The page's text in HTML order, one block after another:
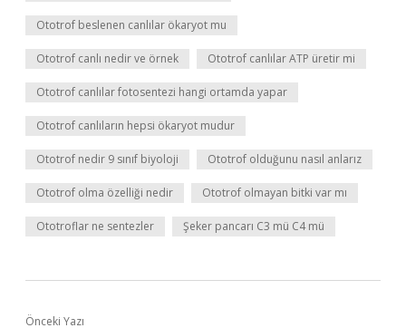
Ototrof beslenen canlılar ökaryot mu
Ototrof canlı nedir ve örnek Ototrof canlılar ATP üretir mi
Ototrof canlılar fotosentezi hangi ortamda yapar
Ototrof canlıların hepsi ökaryot mudur
Ototrof nedir 9 sınıf biyoloji Ototrof olduğunu nasıl anlarız
Ototrof olma özelliği nedir Ototrof olmayan bitki var mı
Ototroflar ne sentezler Şeker pancarı C3 mü C4 mü
Önceki Yazı